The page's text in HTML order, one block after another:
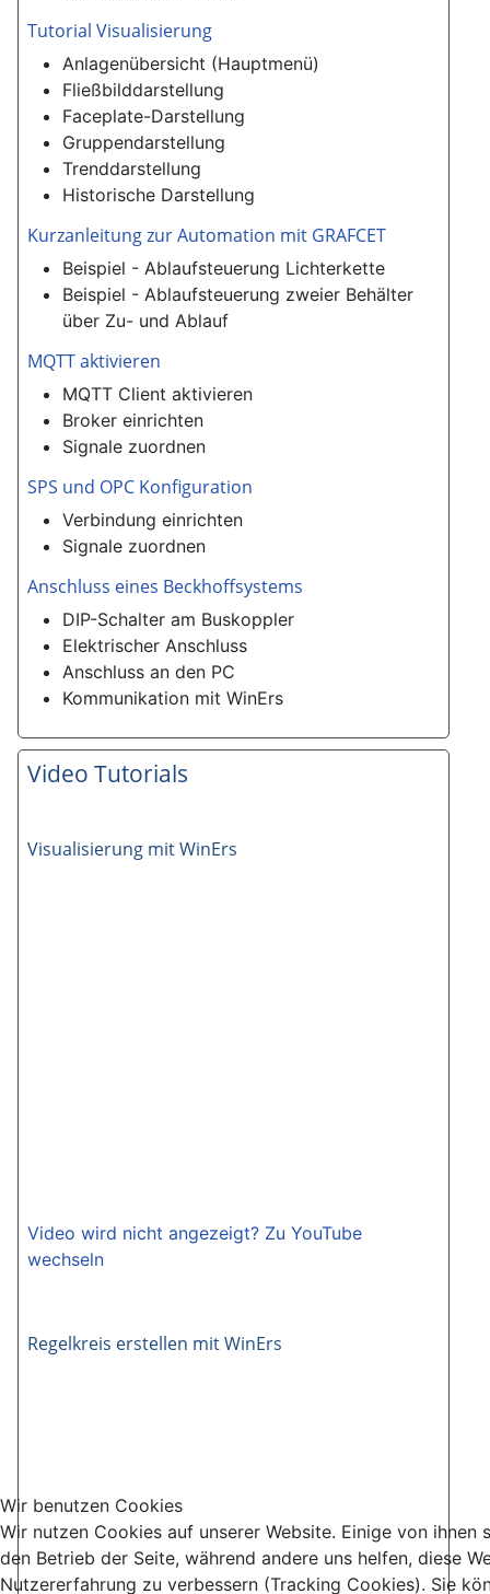
Tutorial Visualisierung
Anlagenübersicht (Hauptmenü)
Fließbilddarstellung
Faceplate-Darstellung
Gruppendarstellung
Trenddarstellung
Historische Darstellung
Kurzanleitung zur Automation mit GRAFCET
Beispiel - Ablaufsteuerung Lichterkette
Beispiel - Ablaufsteuerung zweier Behälter
über Zu- und Ablauf
MQTT aktivieren
MQTT Client aktivieren
Broker einrichten
Signale zuordnen
SPS und OPC Konfiguration
Verbindung einrichten
Signale zuordnen
Anschluss eines Beckhoffsystems
DIP-Schalter am Buskoppler
Elektrischer Anschluss
Anschluss an den PC
Kommunikation mit WinErs
Video Tutorials
Visualisierung mit WinErs
Video wird nicht angezeigt? Zu YouTube
wechseln
Regelkreis erstellen mit WinErs
Wir benutzen Cookies
Wir nutzen Cookies auf unserer Website. Einige von ihnen
den Betrieb der Seite, während andere uns helfen, diese
Nutzererfahrung zu verbessern (Tracking Cookies). Sie